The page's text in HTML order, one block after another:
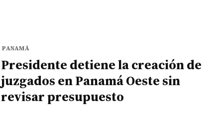
PANAMÁ
Presidente detiene la creación de
juzgados en Panamá Oeste sin
revisar presupuesto